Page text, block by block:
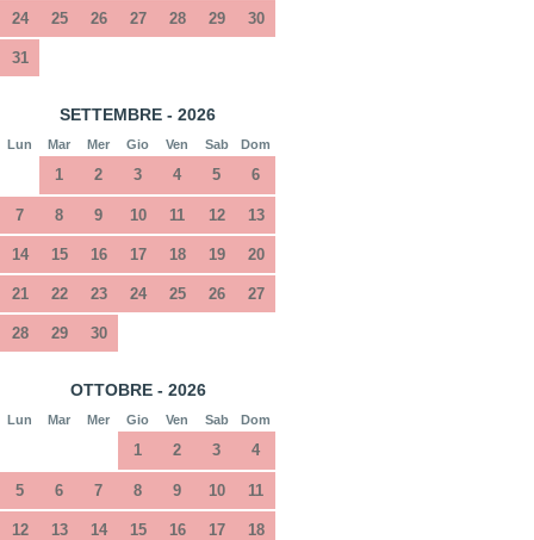
24 25 26 27 28 29 30
31
SETTEMBRE - 2026
Lun Mar Mer Gio Ven Sab Dom
1 2 3 4 5 6
7 8 9 10 11 12 13
14 15 16 17 18 19 20
21 22 23 24 25 26 27
28 29 30
OTTOBRE - 2026
Lun Mar Mer Gio Ven Sab Dom
1 2 3 4
5 6 7 8 9 10 11
12 13 14 15 16 17 18